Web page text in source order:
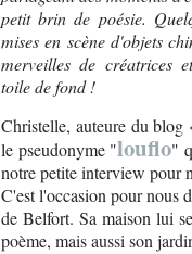
petit brin de poésie.
mises en scène d'objets
merveilles de créatrices
toile de fond !
Christelle, auteure du blog
le pseudonyme "louflo"
notre petite interview pour
C'est l'occasion pour nous
de Belfort. Sa maison lui
poème, mais aussi son